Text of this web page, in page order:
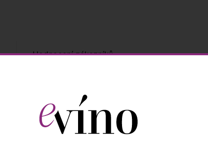
Hodnocení zákazníků
Popis a vlastnosti